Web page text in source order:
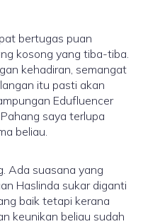
bertugas puan
kosong yang tiba-tiba.
kehadiran, semangat
itu pasti akan
Edufluencer
saya terlupa
beliau.
Ada suasana yang
Haslinda sukar diganti
baik tetapi kerana
keunikan beliau sudah